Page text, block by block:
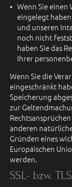
Wenn Sie einen
eingelegt
und unseren
noch nicht
haben Sie das
Ihrer
Wenn Sie die
eingeschränkt
Speicherung
zur
anderen
Gründen eines
Europäischen
werden.
SSL- bzw.